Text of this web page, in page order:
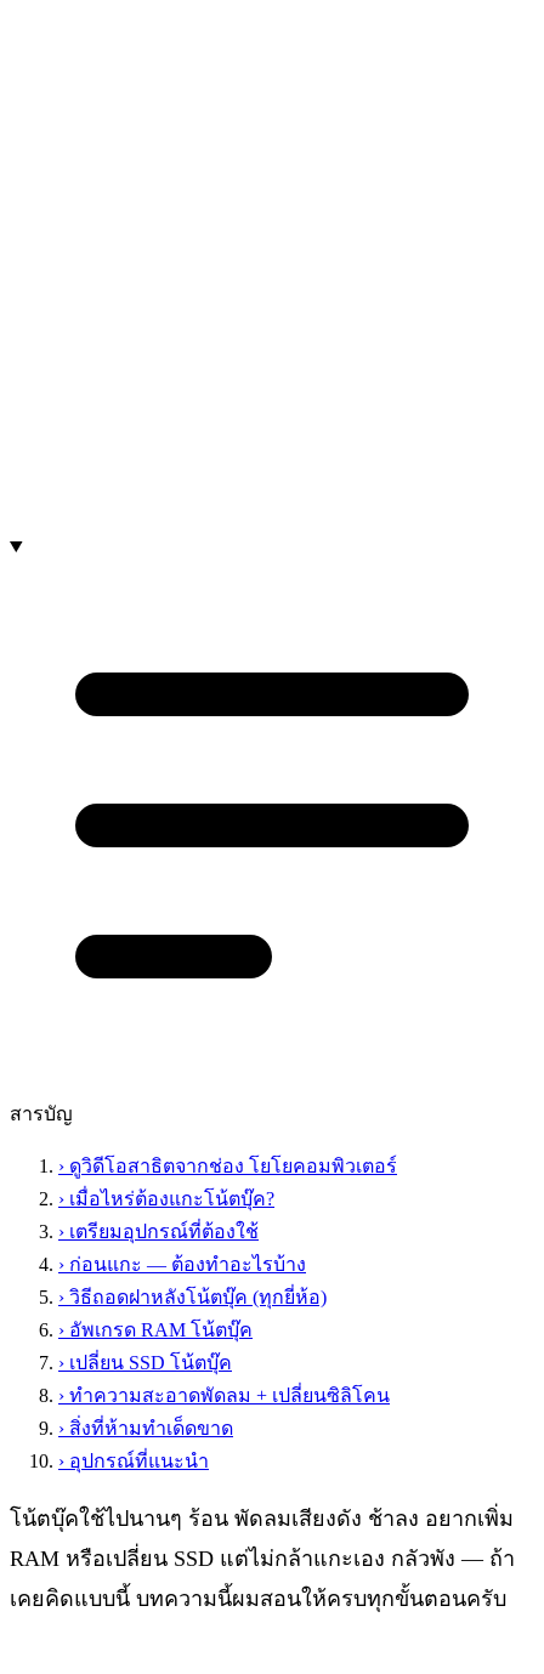
สารบัญ
› ดูวิดีโอสาธิตจากช่อง โยโยคอมพิวเตอร์
› เมื่อไหร่ต้องแกะโน้ตบุ๊ค?
› เตรียมอุปกรณ์ที่ต้องใช้
› ก่อนแกะ — ต้องทำอะไรบ้าง
› วิธีถอดฝาหลังโน้ตบุ๊ค (ทุกยี่ห้อ)
› อัพเกรด RAM โน้ตบุ๊ค
› เปลี่ยน SSD โน้ตบุ๊ค
› ทำความสะอาดพัดลม + เปลี่ยนซิลิโคน
› สิ่งที่ห้ามทำเด็ดขาด
› อุปกรณ์ที่แนะนำ
โน้ตบุ๊คใช้ไปนานๆ ร้อน พัดลมเสียงดัง ช้าลง อยากเพิ่ม
RAM หรือเปลี่ยน SSD แต่ไม่กล้าแกะเอง กลัวพัง — ถ้า
เคยคิดแบบนี้ บทความนี้ผมสอนให้ครบทุกขั้นตอนครับ